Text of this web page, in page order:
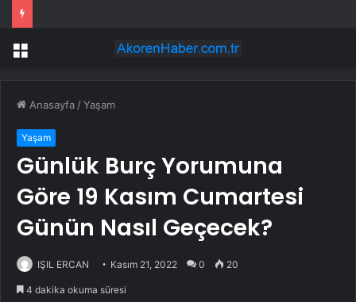
Menü
Anasayfa /Yaşam
Yaşam
Günlük Burç Yorumuna
Göre 19 Kasım Cumartesi
Günün Nasıl Geçecek?
IŞIL ERCAN Kasım 21, 2022 0 20
4 dakika okuma süresi